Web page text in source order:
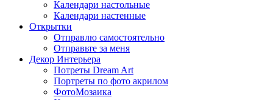
Календари настольные
Календари настенные
Открытки
Отправлю самостоятельно
Отправьте за меня
Декор Интерьера
Потреты Dream Art
Портреты по фото акрилом
ФотоМозаика